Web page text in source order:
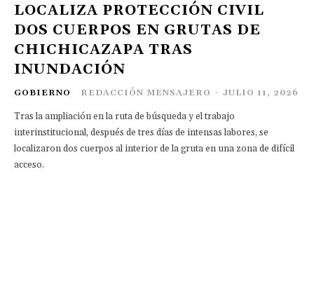
LOCALIZA PROTECCIÓN CIVIL
DOS CUERPOS EN GRUTAS DE
CHICHICAZAPA TRAS
INUNDACIÓN
GOBIERNO REDACCIÓN MENSAJERO - JULIO 11, 2026
Tras la ampliación en la ruta de búsqueda y el trabajo
interinstitucional, después de tres días de intensas labores, se
localizaron dos cuerpos al interior de la gruta en una zona de difícil
acceso.